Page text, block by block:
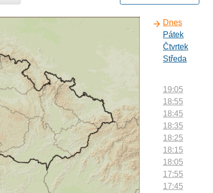
Dnes
Pátek
Čtvrtek
Středa
19:05
18:55
18:45
18:35
18:25
18:15
18:05
17:55
17:45